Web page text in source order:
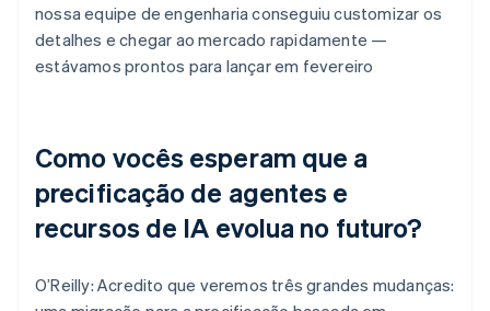
nossa equipe de engenharia conseguiu customizar os
detalhes e chegar ao mercado rapidamente —
estávamos prontos para lançar em fevereiro
Como vocês esperam que a
precificação de agentes e
recursos de IA evolua no futuro?
O’Reilly: Acredito que veremos três grandes mudanças: